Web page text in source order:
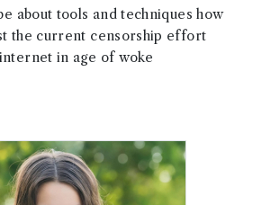
about tools and techniques how
the current censorship effort
in age of woke